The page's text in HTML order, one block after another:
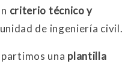
criterio técnico y
de ingeniería civil.
una plantilla